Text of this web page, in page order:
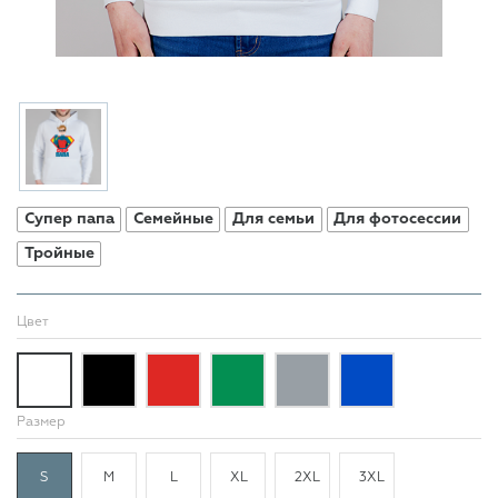
Супер папа Семейные Для семьи Для фотосессии
Тройные
Цвет
Размер
S M L XL 2XL 3XL